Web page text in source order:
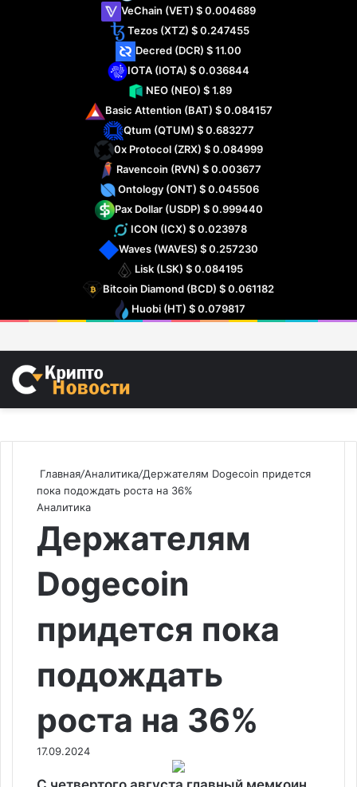
VeChain (VET) $ 0.004689
Tezos (XTZ) $ 0.247455
Decred (DCR) $ 11.00
IOTA (IOTA) $ 0.036844
NEO (NEO) $ 1.89
Basic Attention (BAT) $ 0.084157
Qtum (QTUM) $ 0.683277
0x Protocol (ZRX) $ 0.084999
Ravencoin (RVN) $ 0.003677
Ontology (ONT) $ 0.045506
Pax Dollar (USDP) $ 0.999440
ICON (ICX) $ 0.023978
Waves (WAVES) $ 0.257230
Lisk (LSK) $ 0.084195
Bitcoin Diamond (BCD) $ 0.061182
Huobi (HT) $ 0.079817
Главная/Аналитика/Держателям Dogecoin придется
пока подождать роста на 36%
Аналитика
Держателям
Dogecoin
придется пока
подождать
роста на 36%
17.09.2024